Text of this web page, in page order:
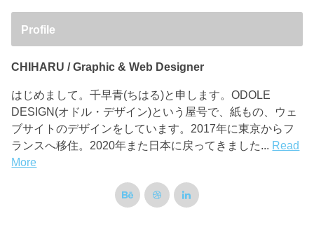
Profile
CHIHARU / Graphic & Web Designer
はじめまして。千早青(ちはる)と申します。ODOLE
DESIGN(オドル・デザイン)という屋号で、紙もの、ウェ
ブサイトのデザインをしています。2017年に東京からフ
ランスへ移住。2020年また日本に戻ってきました... Read
More